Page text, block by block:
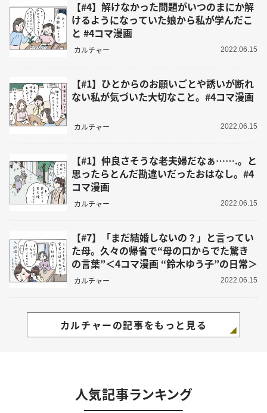
【#4】解けなかった問題がいつのまにか解
けるようになっていた娘から私が学んだこ
と #4コマ漫画
カルチャー 2022.06.15
【#1】ひとからのお願いごとや誘いが断れ
ない私が気づいた大切なこと。#4コマ漫画
カルチャー 2022.06.15
【#1】仲良さそうな老夫婦だなぁ…….。と
思ったらとんだ勘違いだったおはなし。#4
コマ漫画
カルチャー 2022.06.15
【#7】「まだ結婚しないの？」と言ってい
た母。久々の帰省で“母の口からでた驚き
の言葉”＜4コマ漫画 “鈴木ゆう子”の日常＞
カルチャー 2022.06.15
カルチャーの記事をもっと見る
人気記事ランキング